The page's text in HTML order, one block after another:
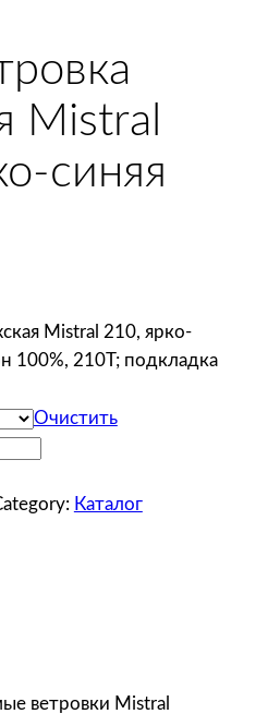
Mistral
синяя
Mistral 210, ярко-
100%, 210T; подкладка
Очистить
Каталог
ветровки Mistral